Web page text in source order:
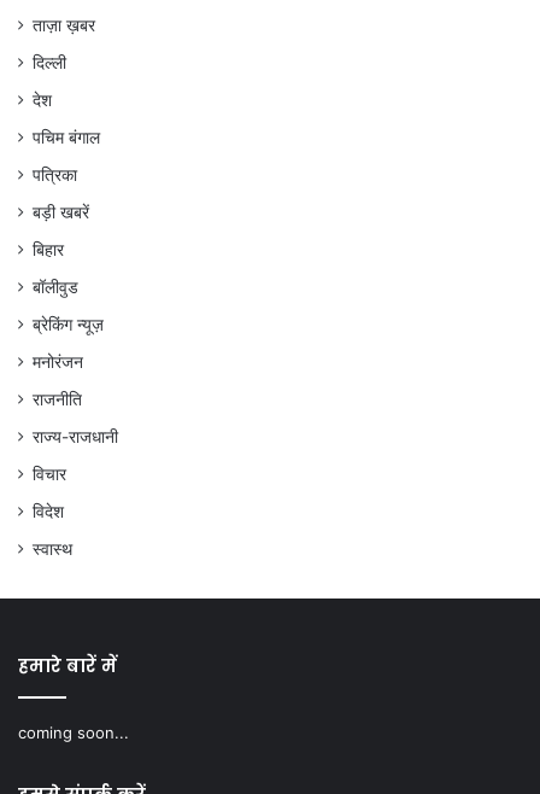
ताज़ा ख़बर
दिल्ली
देश
पचिम बंगाल
पत्रिका
बड़ी खबरें
बिहार
बॉलीवुड
ब्रेकिंग न्यूज़
मनोरंजन
राजनीति
राज्य-राजधानी
विचार
विदेश
स्वास्थ
हमारे बारें में
coming soon...